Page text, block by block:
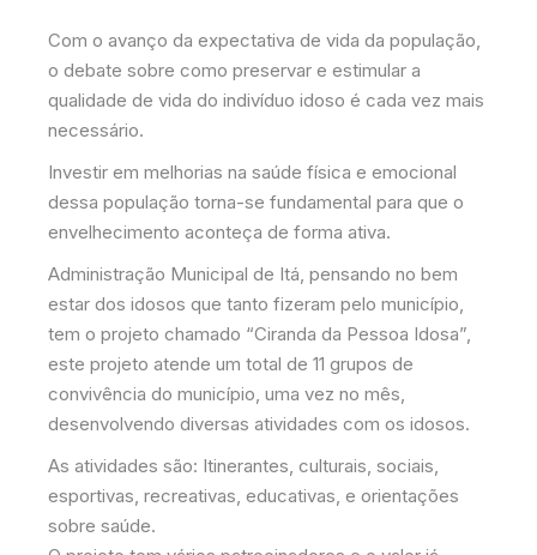
Com o avanço da expectativa de vida da população,
o debate sobre como preservar e estimular a
qualidade de vida do indivíduo idoso é cada vez mais
necessário.
Investir em melhorias na saúde física e emocional
dessa população torna-se fundamental para que o
envelhecimento aconteça de forma ativa.
Administração Municipal de Itá, pensando no bem
estar dos idosos que tanto fizeram pelo município,
tem o projeto chamado “Ciranda da Pessoa Idosa”,
este projeto atende um total de 11 grupos de
convivência do município, uma vez no mês,
desenvolvendo diversas atividades com os idosos.
As atividades são: Itinerantes, culturais, sociais,
esportivas, recreativas, educativas, e orientações
sobre saúde.